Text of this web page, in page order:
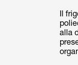
Il
alla